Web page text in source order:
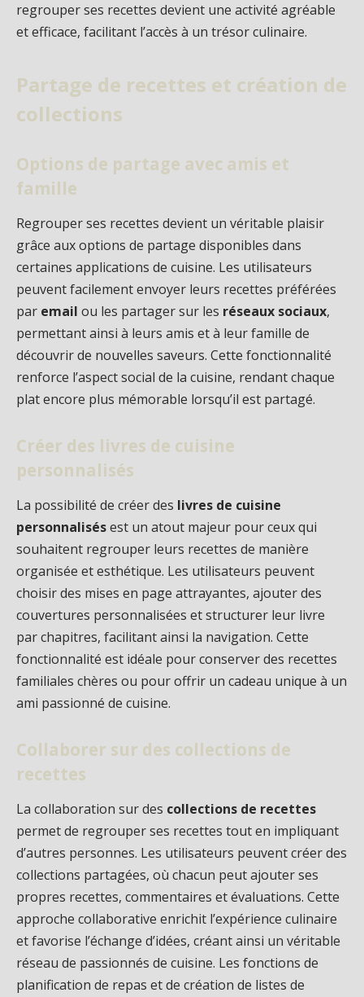
regrouper ses recettes devient une activité agréable
et efficace, facilitant l’accès à un trésor culinaire.
Partage de recettes et création de
collections
Options de partage avec amis et
famille
Regrouper ses recettes devient un véritable plaisir
grâce aux options de partage disponibles dans
certaines applications de cuisine. Les utilisateurs
peuvent facilement envoyer leurs recettes préférées
par email ou les partager sur les réseaux sociaux,
permettant ainsi à leurs amis et à leur famille de
découvrir de nouvelles saveurs. Cette fonctionnalité
renforce l’aspect social de la cuisine, rendant chaque
plat encore plus mémorable lorsqu’il est partagé.
Créer des livres de cuisine
personnalisés
La possibilité de créer des livres de cuisine
personnalisésest un atout majeur pour ceux qui
souhaitent regrouper leurs recettes de manière
organisée et esthétique. Les utilisateurs peuvent
choisir des mises en page attrayantes, ajouter des
couvertures personnalisées et structurer leur livre
par chapitres, facilitant ainsi la navigation. Cette
fonctionnalité est idéale pour conserver des recettes
familiales chères ou pour offrir un cadeau unique à un
ami passionné de cuisine.
Collaborer sur des collections de
recettes
La collaboration sur des collections de recettes
permet de regrouper ses recettes tout en impliquant
d’autres personnes. Les utilisateurs peuvent créer des
collections partagées, où chacun peut ajouter ses
propres recettes, commentaires et évaluations. Cette
approche collaborative enrichit l’expérience culinaire
et favorise l’échange d’idées, créant ainsi un véritable
réseau de passionnés de cuisine. Les fonctions de
planification de repas et de création de listes de